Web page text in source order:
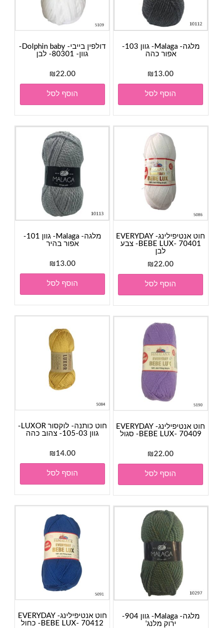
דולפין בייבי- Dolphin baby-
גוון- 80301- לבן
₪22.00
הוסף לסל
מלגה- Malaga- גוון 103-
אפור כהה
₪13.00
הוסף לסל
מלגה- Malaga- גוון 101-
אפור בהיר
₪13.00
הוסף לסל
חוט אנטיפילינג- EVERYDAY
BEBE LUX- 70401- צבע
לבן
₪22.00
הוסף לסל
חוט כותנה- לוקסור LUXOR-
גוון 105-03- צהוב כהה
₪14.00
הוסף לסל
חוט אנטיפילינג- EVERYDAY
BEBE LUX- 70409- סגול
₪22.00
הוסף לסל
חוט אנטיפילינג- EVERYDAY
BEBE LUX- 70412- כחול
מלגה- Malaga- גוון 904-
ירוק מלנג'